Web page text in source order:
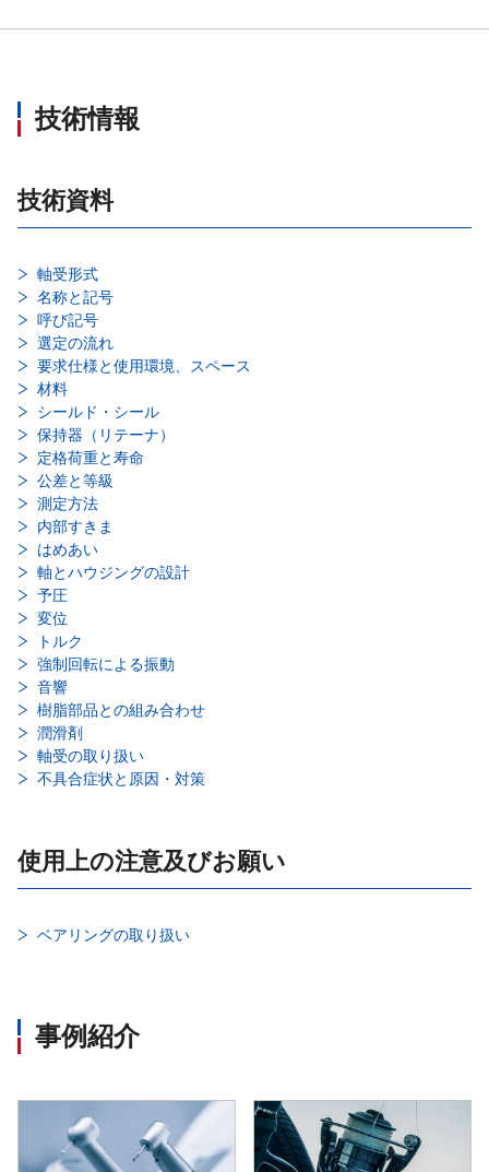
技術情報
技術資料
軸受形式
名称と記号
呼び記号
選定の流れ
要求仕様と使用環境、スペース
材料
シールド・シール
保持器（リテーナ）
定格荷重と寿命
公差と等級
測定方法
内部すきま
はめあい
軸とハウジングの設計
予圧
変位
トルク
強制回転による振動
音響
樹脂部品との組み合わせ
潤滑剤
軸受の取り扱い
不具合症状と原因・対策
使用上の注意及びお願い
ベアリングの取り扱い
事例紹介